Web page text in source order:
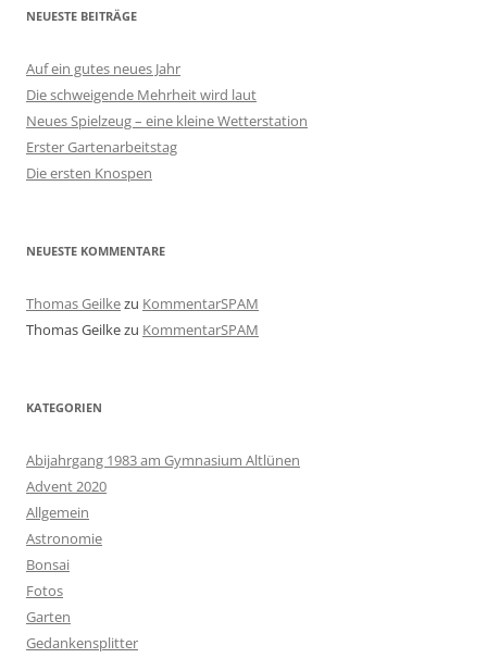
NEUESTE BEITRÄGE
Auf ein gutes neues Jahr
Die schweigende Mehrheit wird laut
Neues Spielzeug – eine kleine Wetterstation
Erster Gartenarbeitstag
Die ersten Knospen
NEUESTE KOMMENTARE
Thomas Geilkezu KommentarSPAM
Thomas Geilkezu KommentarSPAM
KATEGORIEN
Abijahrgang 1983 am Gymnasium Altlünen
Advent 2020
Allgemein
Astronomie
Bonsai
Fotos
Garten
Gedankensplitter